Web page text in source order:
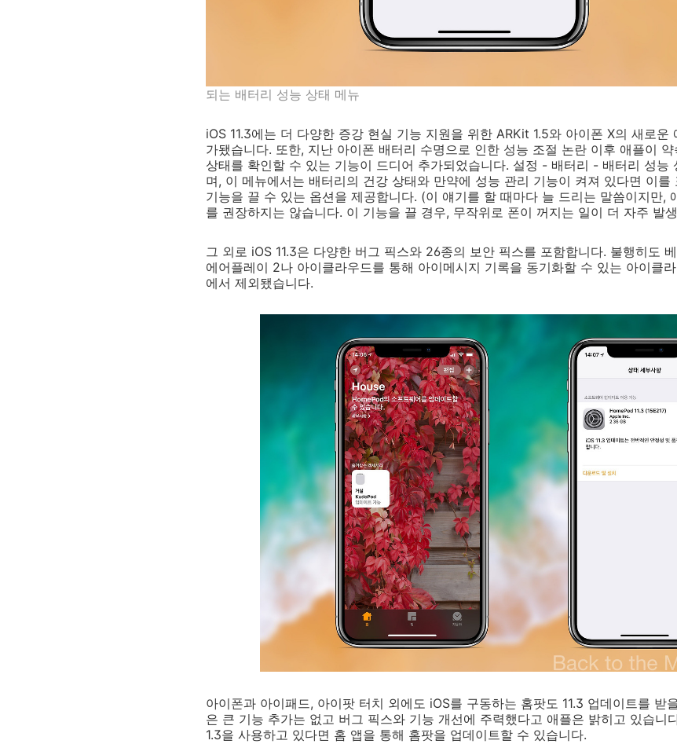
되는 배터리 성능 상태 메뉴
iOS 11.3에는 더 다양한 증강 현실 기능 지원을 위한 ARKit 1.5와 아이폰 X의 새로
가됐습니다. 또한, 지난 아이폰 배터리 수명으로 인한 성능 조절 논란 이후 애플이
상태를 확인할 수 있는 기능이 드디어 추가되었습니다. 설정 - 배터리 - 배터리 성능
며, 이 메뉴에서는 배터리의 건강 상태와 만약에 성능 관리 기능이 켜져 있다면 이를
기능을 끌 수 있는 옵션을 제공합니다. (이 얘기를 할 때마다 늘 드리는 말씀이지만,
를 권장하지는 않습니다. 이 기능을 끌 경우, 무작위로 폰이 꺼지는 일이 더 자주 발
그 외로 iOS 11.3은 다양한 버그 픽스와 26종의 보안 픽스를 포함합니다. 불행히도
에어플레이 2나 아이클라우드를 통해 아이메시지 기록을 동기화할 수 있는 아이클
에서 제외됐습니다.
아이폰과 아이패드, 아이팟 터치 외에도 iOS를 구동하는 홈팟도 11.3 업데이트를 받
은 큰 기능 추가는 없고 버그 픽스와 기능 개선에 주력했다고 애플은 밝히고 있습니
1.3을 사용하고 있다면 홈 앱을 통해 홈팟을 업데이트할 수 있습니다.